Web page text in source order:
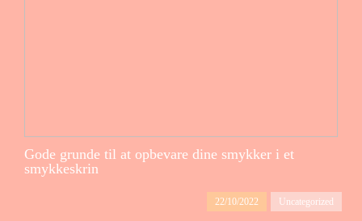
Gode grunde til at opbevare dine smykker i et
smykkeskrin
22/10/2022 Uncategorized